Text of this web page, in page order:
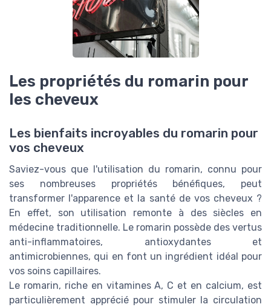
Les propriétés du romarin pour
les cheveux
Les bienfaits incroyables du romarin pour
vos cheveux
Saviez-vous que l'utilisation du romarin, connu pour
ses nombreuses propriétés bénéfiques, peut
transformer l'apparence et la santé de vos cheveux ?
En effet, son utilisation remonte à des siècles en
médecine traditionnelle. Le romarin possède des vertus
anti-inflammatoires, antioxydantes et
antimicrobiennes, qui en font un ingrédient idéal pour
vos soins capillaires.
Le romarin, riche en vitamines A, C et en calcium, est
particulièrement apprécié pour stimuler la circulation